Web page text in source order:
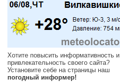
Хотите повысить информативность и
привлекательность своего сайта?
Установите себе на страницы наш
погодный информер!